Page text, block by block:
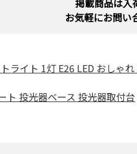
掲載商品は入
お気軽にお問い
ライト 1灯 E26 LED おしゃ
ト 投光器ベース 投光器取付台